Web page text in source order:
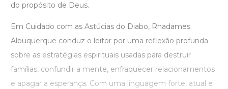
do propósito de Deus.
Em Cuidado com as Astúcias do Diabo, Rhadames
Albuquerque conduz o leitor por uma reflexão profunda
sobre as estratégias espirituais usadas para destruir
famílias, confundir a mente, enfraquecer relacionamentos
e apagar a esperança. Com uma linguagem forte, atual e